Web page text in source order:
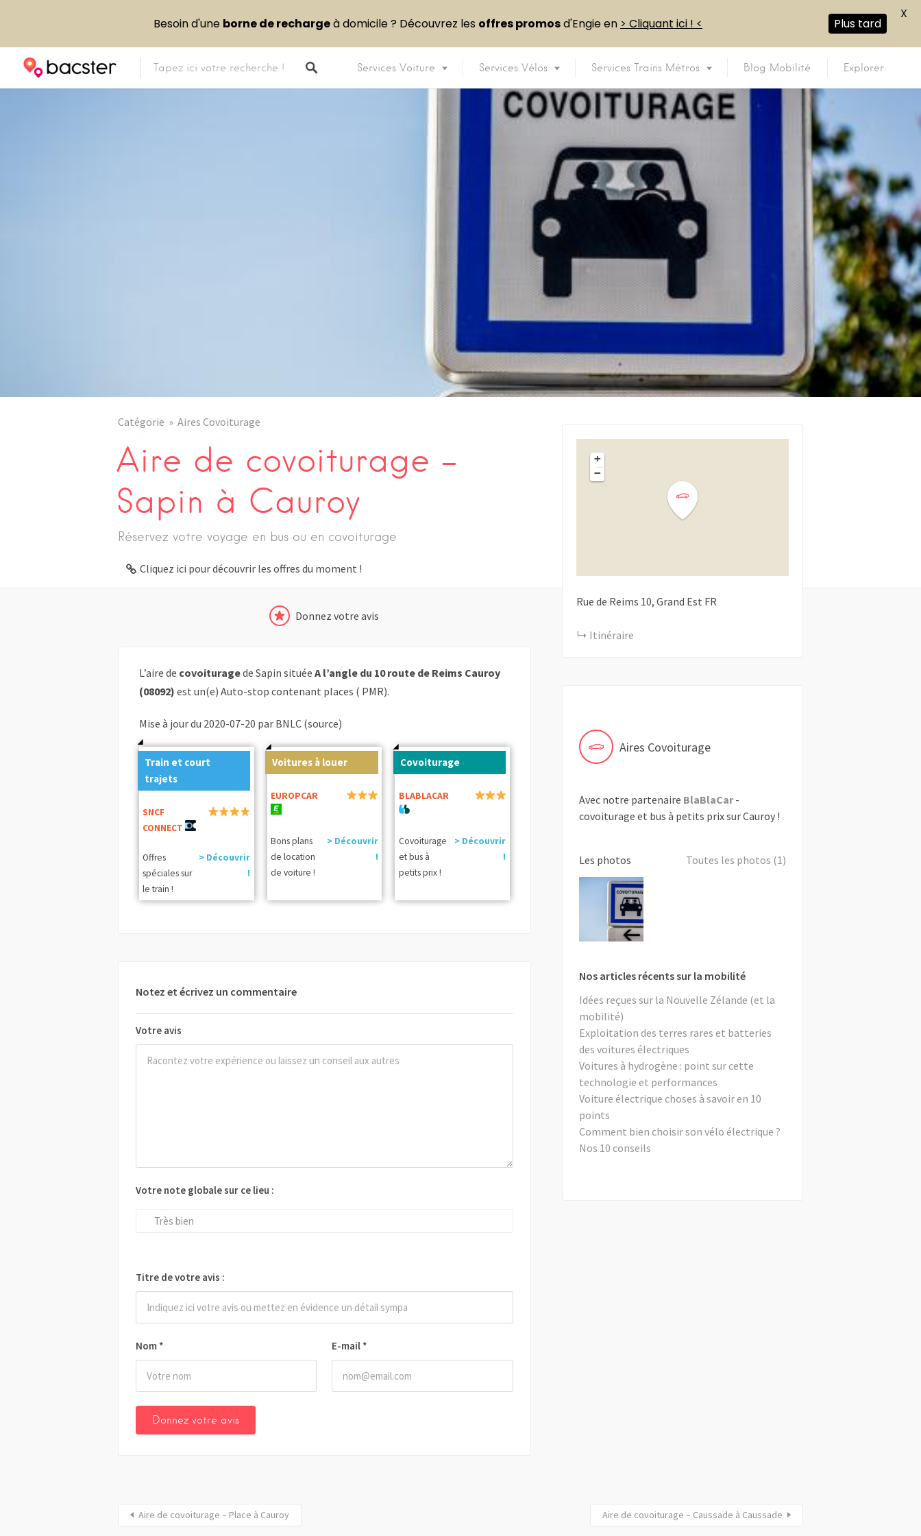
Services Voiture Services Vélos Services Trains Métros Blog Mobilité Explorer
Catégorie Aires Covoiturage
Aire de covoiturage –
Sapin à Cauroy
Réservez votre voyage en bus ou en covoiturage
Cliquez ici pour découvrir les offres du moment !
Donnez votre avis
L’aire de covoituragede Sapin située A l’angle du 10 route de Reims Cauroy
(08092) est un(e) Auto-stop contenant places ( PMR).
Mise à jour du 2020-07-20 par BNLC (source)
Train et court
trajets
SNCF
CONNECT
Offres
spéciales sur
le train !
> Découvrir
!
Voitures à louer
EUROPCAR
Bons plans
de location
de voiture !
> Découvrir
!
Covoiturage
BLABLACAR
Covoiturage
et bus à
petits prix !
> Découvrir
!
Notez et écrivez un commentaire
Votre avis
Nom * E-mail *
Votre note globale sur ce lieu :
Très bien
Titre de votre avis :
+
−
Rue de Reims 10 Grand Est FR
Itinéraire
Aires Covoiturage
Avec notre partenaire BlaBlaCar-
covoiturage et bus à petits prix sur Cauroy !
Les photos Toutes les photos (1)
Nos articles récents sur la mobilité
Idées reçues sur la Nouvelle Zélande (et la
mobilité)
Exploitation des terres rares et batteries
des voitures électriques
Voitures à hydrogène : point sur cette
technologie et performances
Voiture électrique choses à savoir en 10
points
Comment bien choisir son vélo électrique ?
Nos 10 conseils
Aire de covoiturage – Place à Cauroy Aire de covoiturage – Caussade à Caussade
Besoin d'une borne de rechargeà domicile ? Découvrez les offres promosd'Engie en > Cliquant ici ! < Plus tard
X